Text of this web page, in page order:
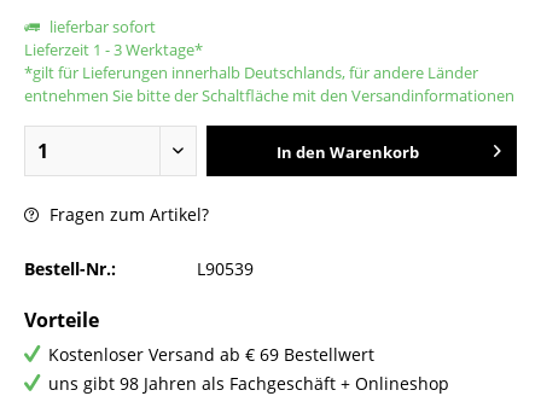
lieferbar sofort
Lieferzeit 1 - 3 Werktage*
*gilt für Lieferungen innerhalb Deutschlands, für andere Länder
entnehmen Sie bitte der Schaltfläche mit den Versandinformationen
In den Warenkorb
Fragen zum Artikel?
Bestell-Nr.: L90539
Vorteile
Kostenloser Versand ab € 69 Bestellwert
uns gibt 98 Jahren als Fachgeschäft + Onlineshop